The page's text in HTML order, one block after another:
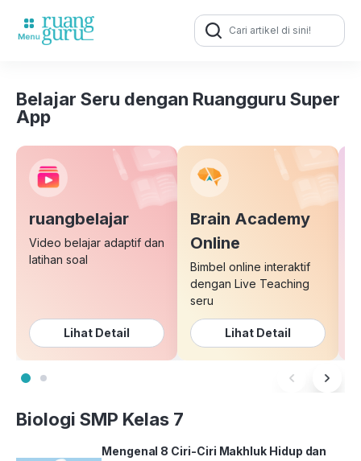
Search
for:
Belajar Seru dengan Ruangguru Super
App
ruangbelajar
Video belajar adaptif dan
latihan soal
Lihat Detail
Brain Academy
Online
Bimbel online interaktif
dengan Live Teaching
seru
Lihat Detail
Biologi SMP Kelas 7
Mengenal 8 Ciri-Ciri Makhluk Hidup dan